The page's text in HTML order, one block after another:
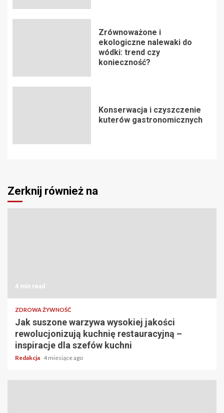
Zrównoważone i
ekologiczne nalewaki do
wódki: trend czy
konieczność?
Konserwacja i czyszczenie
kuterów gastronomicznych
Zerknij również na
4 min read
ZDROWA ŻYWNOŚĆ
Jak suszone warzywa wysokiej jakości
rewolucjonizują kuchnię restauracyjną –
inspiracje dla szefów kuchni
Redakcja 4 miesiące ago